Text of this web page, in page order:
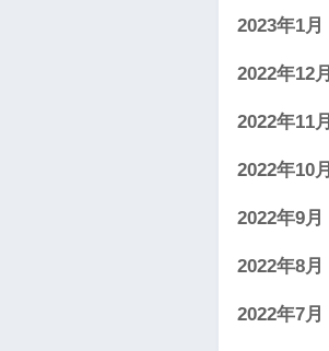
2023年1月
2022年12月
2022年11月
2022年10月
2022年9月
2022年8月
2022年7月